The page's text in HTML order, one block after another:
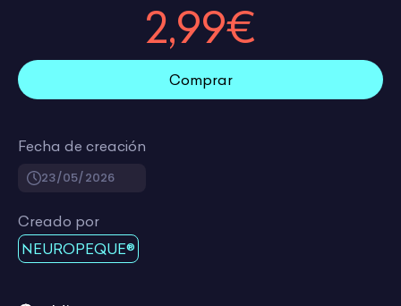
Fecha de creación
23/05/2026
Creado por
NEUROPEQUE®
2,99€
Comprar